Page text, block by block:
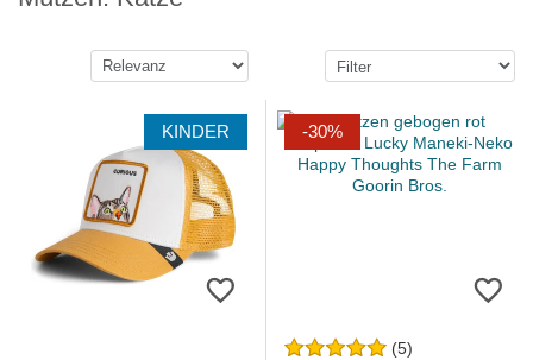
KINDER -30%
(5)